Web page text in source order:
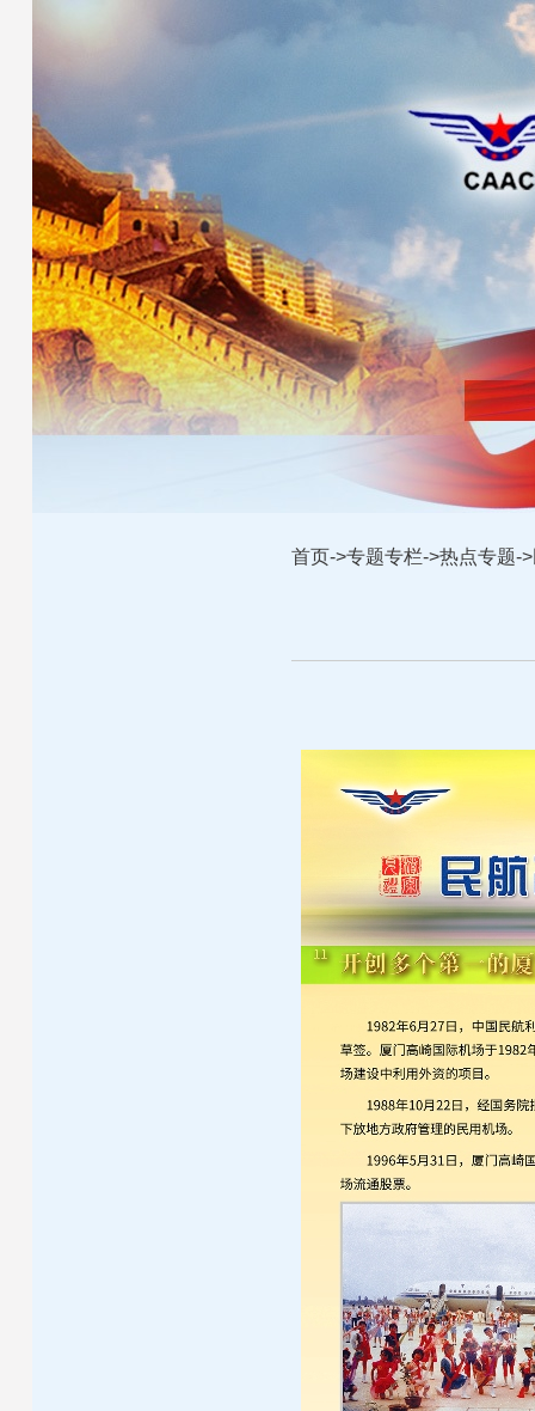
首页->专题专栏->热点专题->